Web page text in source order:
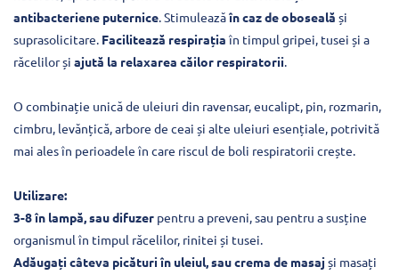
antibacteriene puternice. Stimuleazăîn caz de oboseală și
suprasolicitare. Facilitează respirația în timpul gripei, tusei și a
răcelilor și ajută la relaxarea căilor respiratorii.
O combinație unică de uleiuri din ravensar, eucalipt, pin, rozmarin,
cimbru, levănțică, arbore de ceai și alte uleiuri esențiale, potrivită
mai ales în perioadele în care riscul de boli respiratorii crește.
Utilizare:
3-8 în lampă, sau difuzer pentru a preveni, sau pentru a susține
organismul în timpul răcelilor, rinitei și tusei.
Adăugați câteva picături în uleiul, sau crema de masajși masați